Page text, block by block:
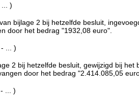
)
bijlage 2 bij hetzelfde besluit,
door het bedrag "1932,08 euro".
... )
2 bij hetzelfde besluit, gewijzigd bij
door het bedrag "2.414.085,05
... )